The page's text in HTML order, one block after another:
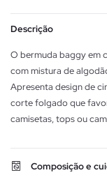
Descrição
O bermuda baggy em
com mistura de
Apresenta design de
corte folgado que
camisetas, tops ou
Composição e